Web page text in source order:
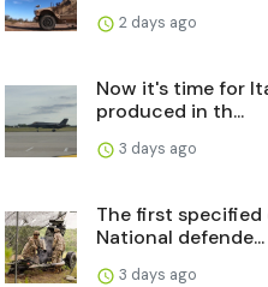
2 days ago
Now it's time for
produced in th...
3 days ago
The first specified
National defende...
3 days ago